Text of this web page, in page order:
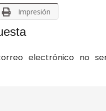
Impresión
electrónico no